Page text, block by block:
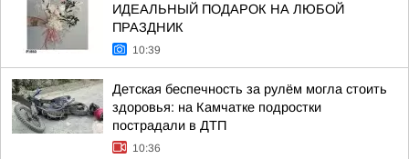
ИДЕАЛЬНЫЙ ПОДАРОК НА ЛЮБОЙ
ПРАЗДНИК
10:39
Детская беспечность за рулём могла стоить
здоровья: на Камчатке подростки
пострадали в ДТП
10:36